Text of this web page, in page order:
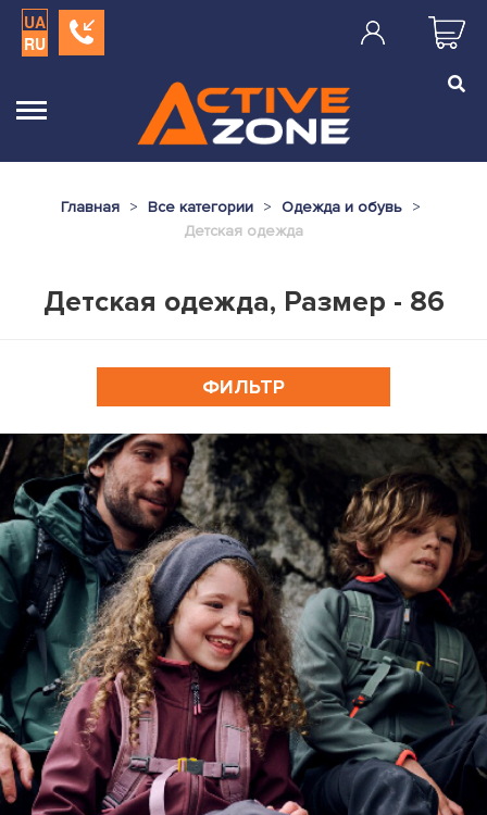
UA
RU
Главная Все категории
Одежда и обувь
Детская одежда
Детская одежда, Размер - 86
ФИЛЬТР